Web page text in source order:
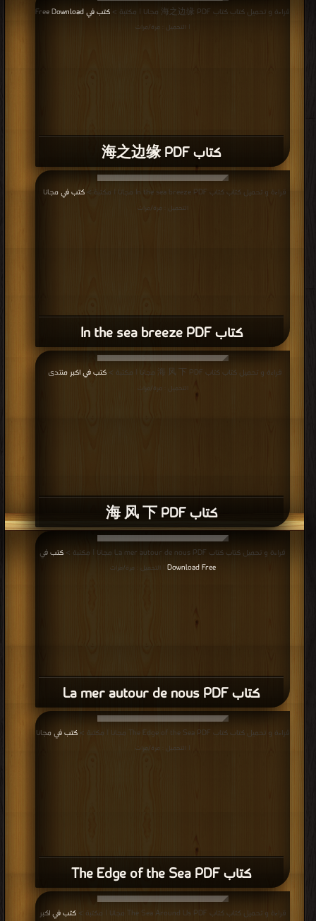
كتاب 海之边缘 PDF
قراءة و تحميل كتاب كتاب 海之边缘 PDF مجانا | مكتبة > كتب في Free Download
| التحميل : مرة/مرات
كتاب In the sea breeze PDF
قراءة و تحميل كتاب كتاب In the sea breeze PDF مجانا | مكتبة > كتب في مجانا
التحميل : مرة/مرات
كتاب 海 风 下 PDF
قراءة و تحميل كتاب كتاب 海 风 下 PDF مجانا | مكتبة > كتب في اكبر منتدى
التحميل : مرة/مرات
كتاب La mer autour de nous PDF
قراءة و تحميل كتاب كتاب La mer autour de nous PDF مجانا | مكتبة >
كتب في
Download Free
| التحميل : مرة/مرات
كتاب The Edge of the Sea PDF
قراءة و تحميل كتاب كتاب The Edge of the Sea PDF مجانا | مكتبة > كتب في مجانا
| التحميل : مرة/مرات
قراءة و تحميل كتاب كتاب The Sea Around Us PDF مجانا | مكتبة >
كتب في اكبر